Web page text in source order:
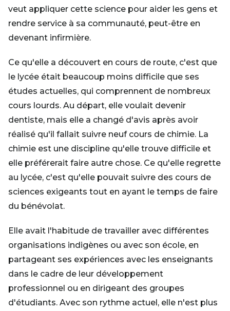
veut appliquer cette science pour aider les gens et
rendre service à sa communauté, peut-être en
devenant infirmière.
Ce qu'elle a découvert en cours de route, c'est que
le lycée était beaucoup moins difficile que ses
études actuelles, qui comprennent de nombreux
cours lourds. Au départ, elle voulait devenir
dentiste, mais elle a changé d'avis après avoir
réalisé qu'il fallait suivre neuf cours de chimie. La
chimie est une discipline qu'elle trouve difficile et
elle préférerait faire autre chose. Ce qu'elle regrette
au lycée, c'est qu'elle pouvait suivre des cours de
sciences exigeants tout en ayant le temps de faire
du bénévolat.
Elle avait l'habitude de travailler avec différentes
organisations indigènes ou avec son école, en
partageant ses expériences avec les enseignants
dans le cadre de leur développement
professionnel ou en dirigeant des groupes
d'étudiants. Avec son rythme actuel, elle n'est plus